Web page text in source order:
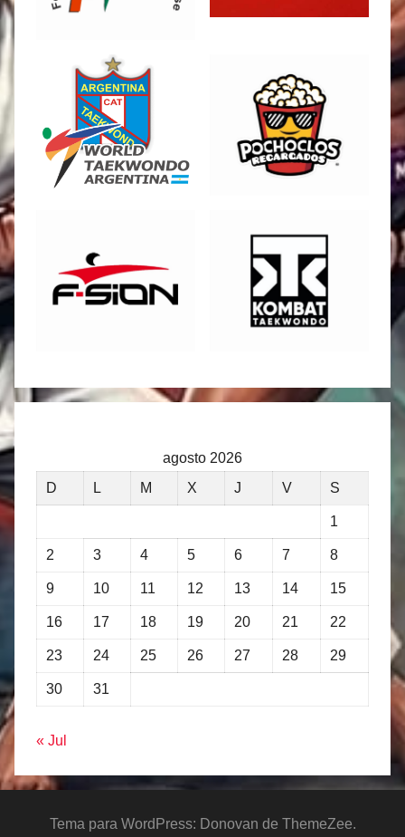
agosto 2026
D
L M X J V S
1
2 3 4 5 6 7 8
9 10 11 12 13 14 15
16 17 18 19 20 21 22
23 24 25 26 27 28 29
30 31
« Jul
Tema para WordPress: Donovan de ThemeZee.